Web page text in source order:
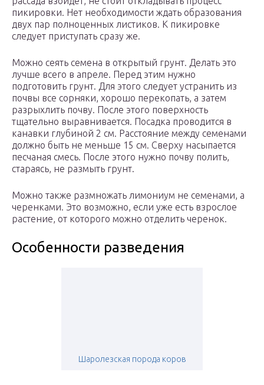
пикировки. Нет необходимости ждать образования
двух пар полноценных листиков. К пикировке
следует приступать сразу же.
Можно сеять семена в открытый грунт. Делать это
лучше всего в апреле. Перед этим нужно
подготовить грунт. Для этого следует устранить из
почвы все сорняки, хорошо перекопать, а затем
разрыхлить почву. После этого поверхность
тщательно выравнивается. Посадка проводится в
канавки глубиной 2 см. Расстояние между семенами
должно быть не меньше 15 см. Сверху насыпается
песчаная смесь. После этого нужно почву полить,
стараясь, не размыть грунт.
Можно также размножать лимониум не семенами, а
черенками. Это возможно, если уже есть взрослое
растение, от которого можно отделить черенок.
Особенности разведения
Шаролезская порода коров